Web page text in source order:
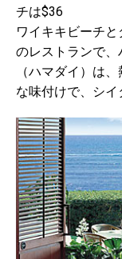
チは$36
ワイキキビーチ
のレストランで
（ハマダイ）は
な味付けで、シイ